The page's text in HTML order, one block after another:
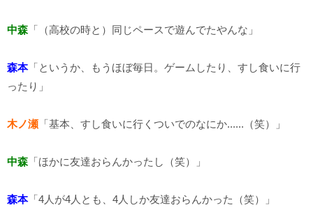
中森 「（高校の時と）同じペースで遊んでたやんな」
森本「というか、もうほぼ毎日。ゲームしたり、すし食いに行
ったり」
木ノ瀬 「基本、すし食いに行くついでのなにか......（笑）」
中森 「ほかに友達おらんかったし（笑）」
森本「4人が4人とも、4人しか友達おらんかった（笑）」